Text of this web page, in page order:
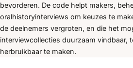
bevorderen. De code helpt makers,
oralhistoryinterviews om keuzes te
de deelnemers vergroten, en die het
interviewcollecties duurzaam vindbaar,
herbruikbaar te maken.